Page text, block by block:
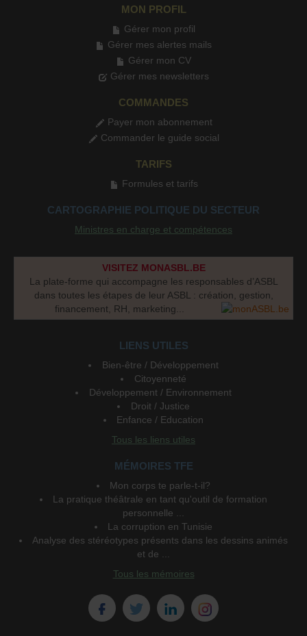
MON PROFIL
Gérer mon profil
Gérer mes alertes mails
Gérer mon CV
Gérer mes newsletters
COMMANDES
Payer mon abonnement
Commander le guide social
TARIFS
Formules et tarifs
CARTOGRAPHIE POLITIQUE DU SECTEUR
Ministres en charge et compétences
VISITEZ MONASBL.BE
La plate-forme qui accompagne les responsables d’ASBL
dans toutes les étapes de leur ASBL : création, gestion,
financement, RH, marketing...
LIENS UTILES
Bien-être / Développement
Citoyenneté
Développement / Environnement
Droit / Justice
Enfance / Education
Tous les liens utiles
MÉMOIRES TFE
Mon corps te parle-t-il?
La pratique théâtrale en tant qu'outil de formation
personnelle ...
La corruption en Tunisie
Analyse des stéréotypes présents dans les dessins animés
et de ...
Tous les mémoires